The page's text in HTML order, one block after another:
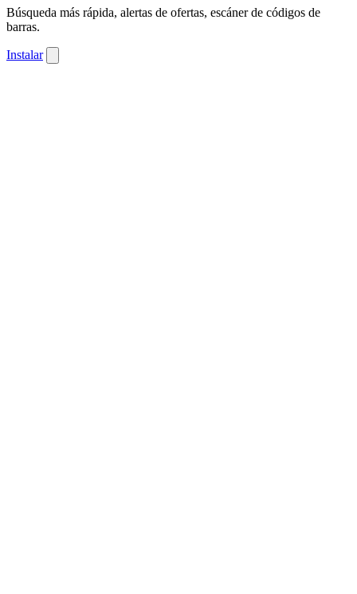
Búsqueda más rápida, alertas de ofertas, escáner de códigos de
barras.
Instalar